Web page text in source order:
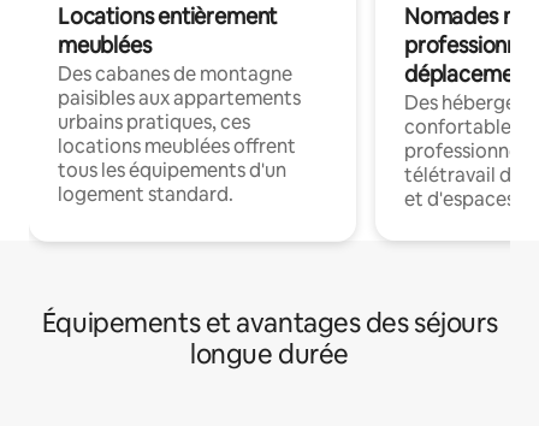
Locations entièrement
meublées
Des cabanes de montagne
paisibles aux appartements
urbains pratiques, ces
locations meublées offrent
tous les équipements d'un
logement standard.
Nomades
déplacement
Des
confortables
professionnels
télétravail
et d'espaces
Équipements et avantages des séjours
longue durée